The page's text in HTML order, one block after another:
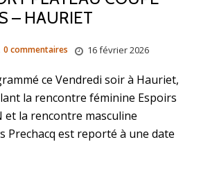
– HAURIET
16 février 2026
0 commentaires
ce Vendredi soir à Hauriet,
la rencontre féminine Espoirs
et la rencontre masculine
Prechacq est reporté à une date